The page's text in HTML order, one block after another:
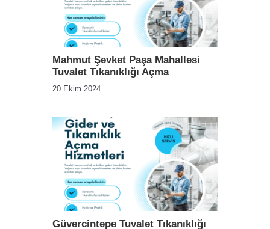
Mahmut Şevket Paşa Mahallesi
Tuvalet Tıkanıklığı Açma
20 Ekim 2024
Güvercintepe Tuvalet Tıkanıklığı